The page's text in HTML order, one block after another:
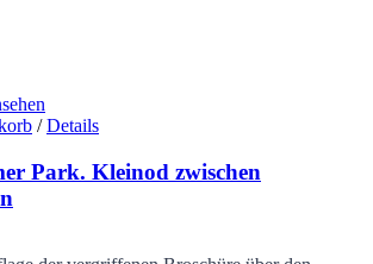
/ Details
Park. Kleinod zwischen